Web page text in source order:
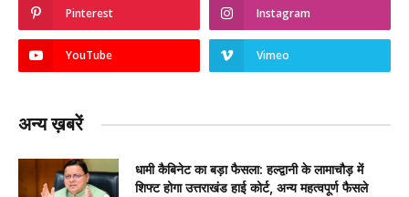
Pinterest Instagram
YouTube Vimeo
अन्य ख़बरें
धामी कैबिनेट का बड़ा फैसला: हल्द्वानी के लामाचौड़ में
शिफ्ट होगा उत्तराखंड हाई कोर्ट, अन्य महत्वपूर्ण फैसले